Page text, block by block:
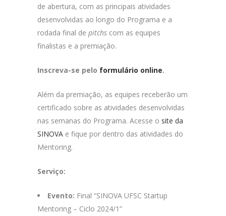
de abertura, com as principais atividades
desenvolvidas ao longo do Programa e a
rodada final de pitchs com as equipes
finalistas e a premiação.
Inscreva-se pelo formulário online.
Além da premiação, as equipes receberão um
certificado sobre as atividades desenvolvidas
nas semanas do Programa. Acesse o site da
SINOVA e fique por dentro das atividades do
Mentoring.
Serviço:
Evento: Final “SINOVA UFSC Startup
Mentoring – Ciclo 2024/1”